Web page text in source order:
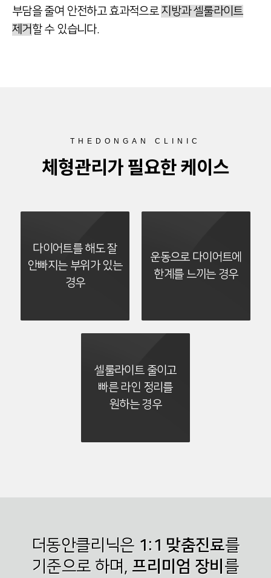
부담을 줄여 안전하고 효과적으로지방과 셀룰라이트
제거할 수 있습니다.
THEDONGAN CLINIC
체형관리가 필요한 케이스
다이어트를 해도 잘
안빠지는 부위가 있는
경우
운동으로 다이어트에
한계를 느끼는 경우
셀룰라이트 줄이고
빠른 라인 정리를
원하는 경우
더동안클리닉은 1:1 맞춤진료를
기준으로 하며, 프리미엄 장비 를